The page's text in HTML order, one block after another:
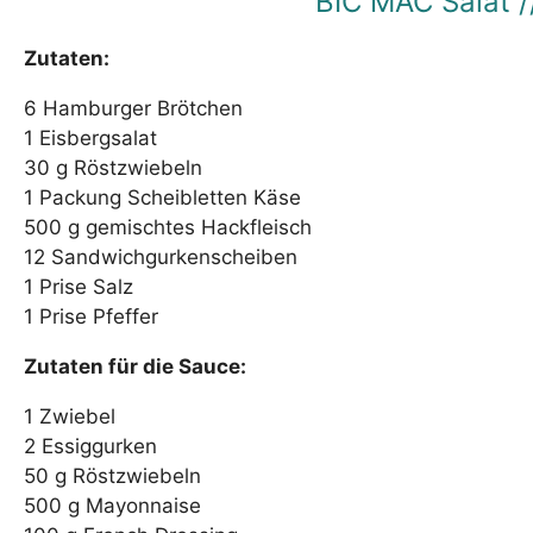
Zutaten:
6 Hamburger Brötchen
1 Eisbergsalat
30 g Röstzwiebeln
1 Packung Scheibletten Käse
500 g gemischtes Hackfleisch
12 Sandwichgurkenscheiben
1 Prise Salz
1 Prise Pfeffer
Zutaten für die Sauce:
1 Zwiebel
2 Essiggurken
50 g Röstzwiebeln
500 g Mayonnaise